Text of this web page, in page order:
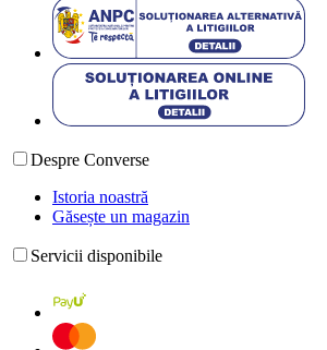
Despre Converse
Istoria noastră
Găsește un magazin
Servicii disponibile